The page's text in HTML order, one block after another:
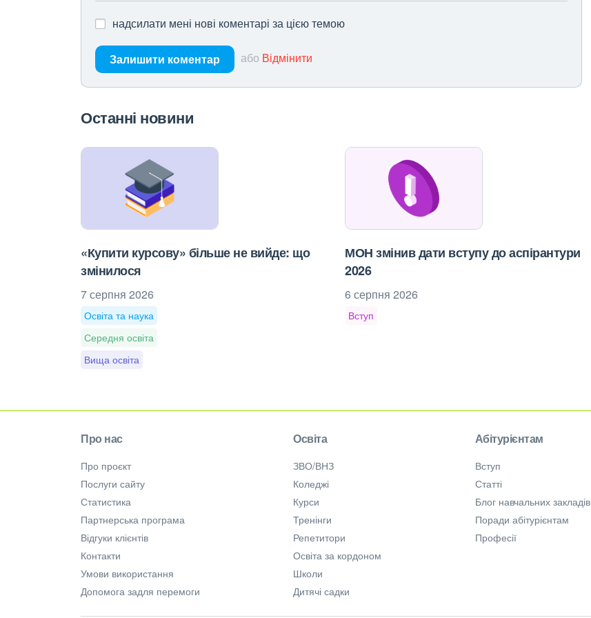
надсилати мені нові коментарі за цією темою
Залишити коментар або Відмінити
Останні новини
«Купити курсову» більше не вийде: що
змінилося
7 серпня 2026
Освіта та наука
Середня освіта
Вища освіта
МОН змінив дати вступу до аспірантури
2026
6 серпня 2026
Вступ
Про нас
Про проєкт
Послуги сайту
Статистика
Партнерська програма
Відгуки клієнтів
Контакти
Умови використання
Допомога задля перемоги
Освіта
ЗВО/ВНЗ
Коледжі
Курси
Тренінги
Репетитори
Освіта за кордоном
Школи
Дитячі садки
Абітурієнтам
Вступ
Статті
Блог навчальних закладів
Поради абітурієнтам
Професії